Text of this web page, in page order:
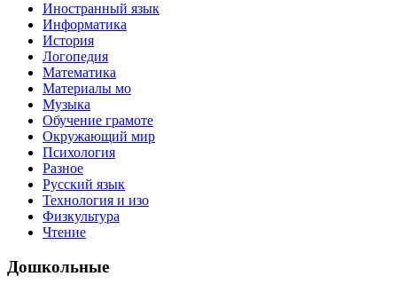
Иностранный язык
Информатика
История
Логопедия
Математика
Материалы мо
Музыка
Обучение грамоте
Окружающий мир
Психология
Разное
Русский язык
Технология и изо
Физкультура
Чтение
Дошкольные